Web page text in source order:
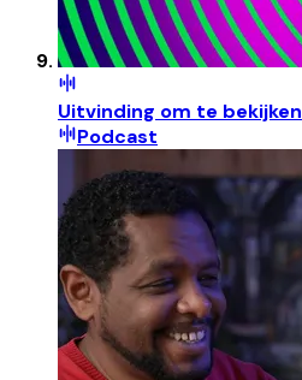
Uitvinding om te bekijken
Podcast